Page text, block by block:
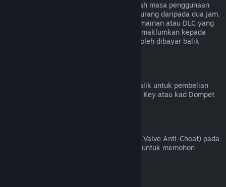
tersebut telah dipindahkan, dan jika jumlah masa penggunaan
untuk semua item dalam bundle adalah kurang daripada dua jam.
Jika bundle mengandungi item dalam permainan atau DLC yang
tidak boleh dibayar balik, Steam akan memaklumkan kepada
anda sama ada seluruh bundle tersebut boleh dibayar balik
Valve tidak dapat memberikan bayaran balik untuk pembelian
yang dibuat di luar Steam (contohnya, CD Key atau kad Dompet
Jika anda telah dilarang oleh VAC (sistem Valve Anti-Cheat) pada
sesuatu permainan, anda kehilangan hak untuk memohon